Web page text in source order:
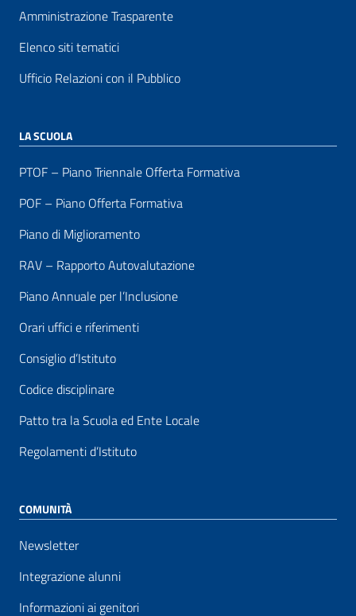
Amministrazione Trasparente
Elenco siti tematici
Ufficio Relazioni con il Pubblico
LA SCUOLA
PTOF – Piano Triennale Offerta Formativa
POF – Piano Offerta Formativa
Piano di Miglioramento
RAV – Rapporto Autovalutazione
Piano Annuale per l’Inclusione
Orari uffici e riferimenti
Consiglio d’Istituto
Codice disciplinare
Patto tra la Scuola ed Ente Locale
Regolamenti d’Istituto
COMUNITÀ
Newsletter
Integrazione alunni
Informazioni ai genitori